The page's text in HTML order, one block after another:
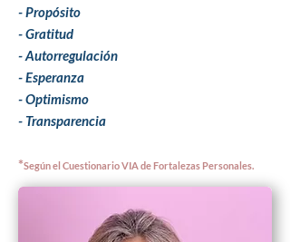
- Propósito
- Gratitud
- Autorregulación
- Esperanza
- Optimismo
- Transparencia
*Según el Cuestionario VIA de Fortalezas Personales.